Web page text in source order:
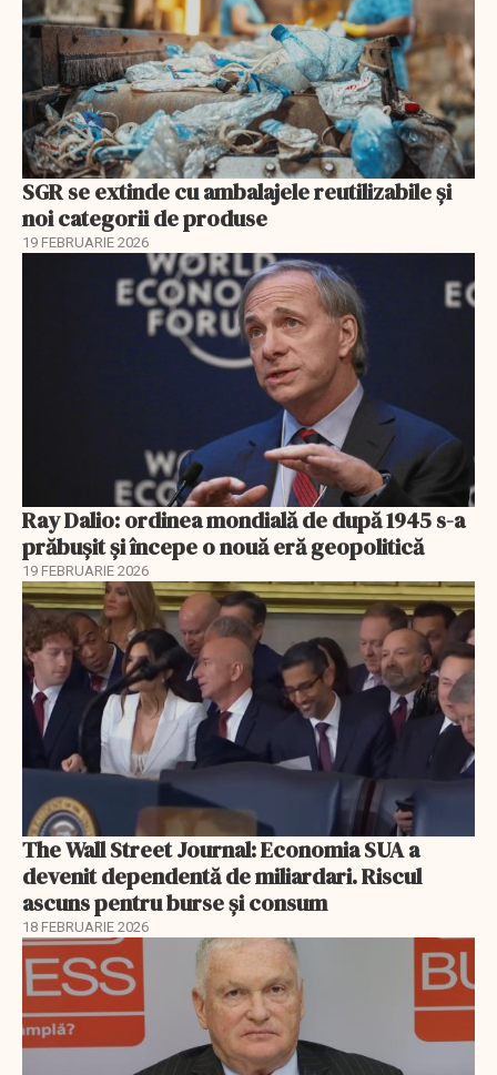
SGR se extinde cu ambalajele reutilizabile și
noi categorii de produse
19 FEBRUARIE 2026
Ray Dalio: ordinea mondială de după 1945 s-a
prăbușit și începe o nouă eră geopolitică
19 FEBRUARIE 2026
The Wall Street Journal: Economia SUA a
devenit dependentă de miliardari. Riscul
ascuns pentru burse și consum
18 FEBRUARIE 2026
EXCLUSIV